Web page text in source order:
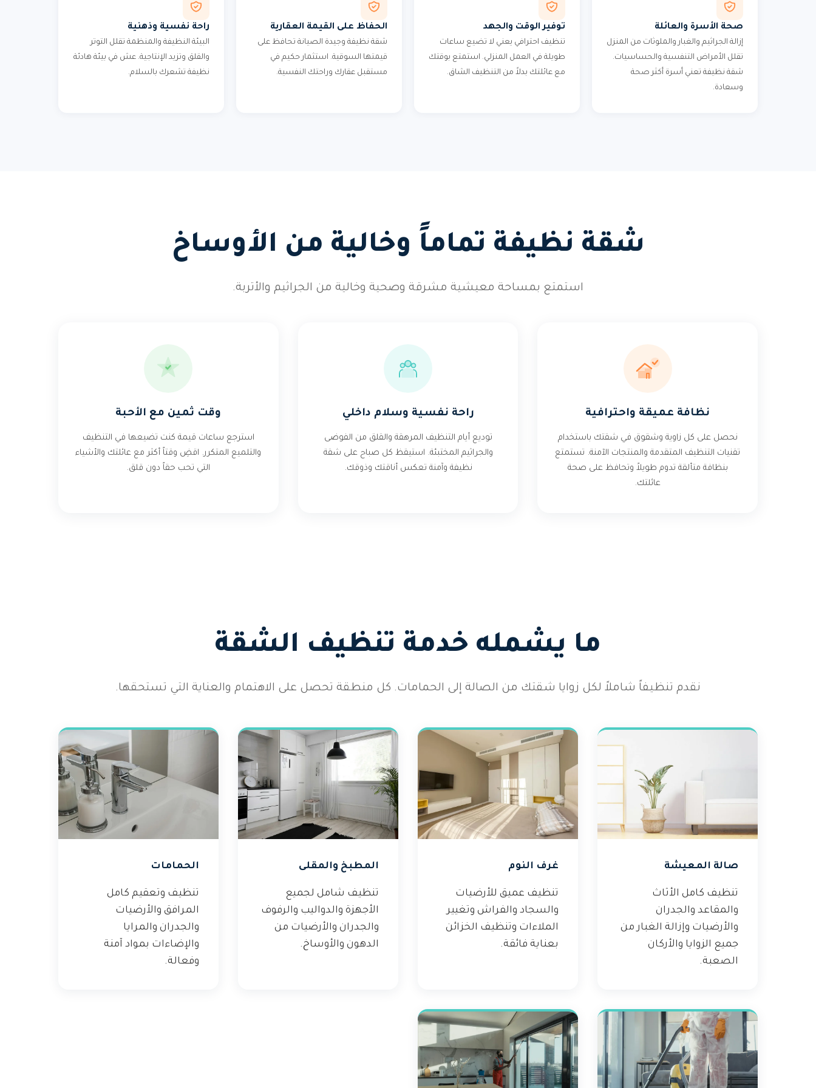
صحة الأسرة والعائلة
إزالة الجراثيم والغبار والملوثات من المنزل
تقلل الأمراض التنفسية والحساسيات.
شقة نظيفة تعني أسرة أكثر صحة
وسعادة.
توفير الوقت والجهد
تنظيف احترافي يعني لا تضيع ساعات
طويلة في العمل المنزلي. استمتع بوقتك
مع عائلتك بدلاً من التنظيف الشاق.
الحفاظ على القيمة العقارية
شقة نظيفة وجيدة الصيانة تحافظ على
قيمتها السوقية. استثمار حكيم في
مستقبل عقارك وراحتك النفسية.
راحة نفسية وذهنية
البيئة النظيفة والمنظمة تقلل التوتر
والقلق وتزيد الإنتاجية. عش في بيئة هادئة
نظيفة تشعرك بالسلام.
شقة نظيفة تماماً وخالية من الأوساخ
استمتع بمساحة معيشية مشرقة وصحية وخالية من الجراثيم والأتربة.
نظافة عميقة واحترافية
نحصل على كل زاوية وشقوق في شقتك باستخدام
تقنيات التنظيف المتقدمة والمنتجات الآمنة. تستمتع
بنظافة متألقة تدوم طويلاً وتحافظ على صحة
عائلتك.
راحة نفسية وسلام داخلي
توديع أيام التنظيف المرهقة والقلق من الفوضى
والجراثيم المختبئة. استيقظ كل صباح على شقة
نظيفة وآمنة تعكس أناقتك وذوقك.
وقت ثمين مع الأحبة
استرجع ساعات قيمة كنت تضيعها في التنظيف
والتلميع المتكرر. اقضِ وقتاً أكثر مع عائلتك والأشياء
التي تحب حقاً دون قلق.
ما يشمله خدمة تنظيف الشقة
نقدم تنظيفاً شاملاً لكل زوايا شقتك من الصالة إلى الحمامات. كل منطقة تحصل على الاهتمام والعناية التي تستحقها.
صالة المعيشة
تنظيف كامل الأثاث
والمقاعد والجدران
والأرضيات وإزالة الغبار من
جميع الزوايا والأركان
الصعبة.
غرف النوم
تنظيف عميق للأرضيات
والسجاد والفراش وتغيير
الملاءات وتنظيف الخزائن
بعناية فائقة.
المطبخ والمقلى
تنظيف شامل لجميع
الأجهزة والدواليب والرفوف
والجدران والأرضيات من
الدهون والأوساخ.
الحمامات
تنظيف وتعقيم كامل
المرافق والأرضيات
والجدران والمرايا
والإضاءات بمواد آمنة
وفعالة.